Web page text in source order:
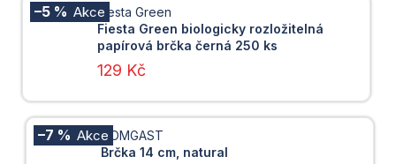
Fiesta Green biologicky rozložitelná
papírová brčka černá 250 ks
Fiesta Green
–5 %
129 Kč
Brčka 14 cm, natural
TOMGAST
–7 %